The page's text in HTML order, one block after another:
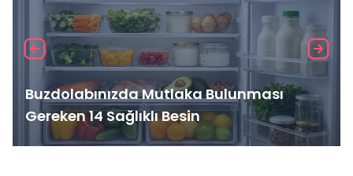
Buzdolabınızda Mutlaka Bulunması
Gereken 14 Sağlıklı Besin